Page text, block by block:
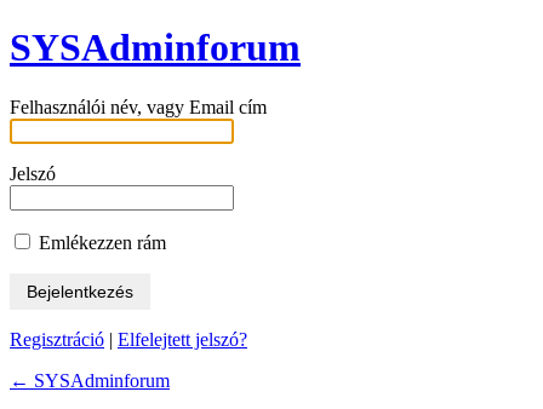
SYSAdminforum
Felhasználói név, vagy Email cím
Jelszó
Emlékezzen rám
Regisztráció | Elfelejtett jelszó?
← SYSAdminforum